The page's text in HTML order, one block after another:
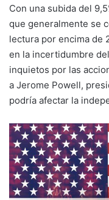
Con una subida del
que generalmente se
lectura por encima de
en la incertidumbre
inquietos por las
a Jerome Powell,
podría afectar la